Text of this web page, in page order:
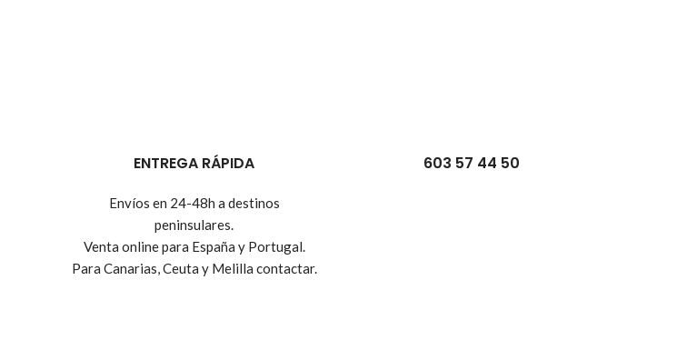
ENTREGA RÁPIDA
Envíos en 24-48h a destinos
peninsulares.
Venta online para España y Portugal.
Para Canarias, Ceuta y Melilla contactar.
603 57 44 50